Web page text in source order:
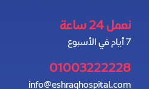
نعمل 24 ساعة
7 أيام في الأسبوع
01003222228
info@eshraqhospital.com